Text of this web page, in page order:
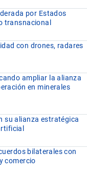
por Estados
transnacional
con drones, radares
ampliar la alianza
en minerales
su alianza estratégica
bilaterales con
comercio